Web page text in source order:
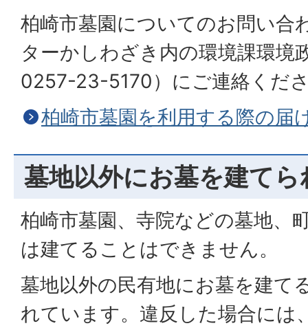
柏崎市墓園についてのお問い合
ターかしわざき内の環境課環境
0257-23-5170）にご連絡くだ
柏崎市墓園を利用する際の届
墓地以外にお墓を建て
柏崎市墓園、寺院などの墓地、
は建てることはできません。
墓地以外の民有地にお墓を建て
れています。違反した場合には